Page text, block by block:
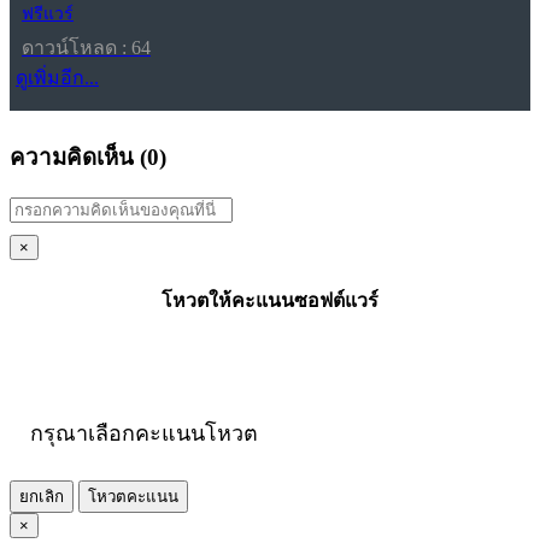
ฟรีแวร์
ดาวน์โหลด : 64
ดูเพิ่มอีก...
ความคิดเห็น (0)
×
โหวตให้คะแนนซอฟต์แวร์
กรุณาเลือกคะแนนโหวต
ยกเลิก
โหวตคะแนน
×